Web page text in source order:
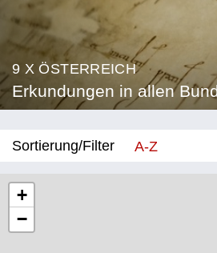
9 X ÖSTERREICH
Erkundungen in allen
Sortierung/Filter
A-Z
+
−